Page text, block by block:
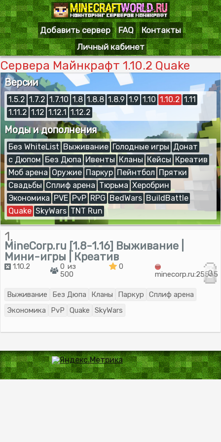
Добавить сервер FAQ
Контакты
Личный кабинет
Сервера Майнкрафт 1.10.2 Quake
Версии
1.5.2 1.7.2 1.7.10 1.8 1.8.8 1.8.9 1.9 1.10 1.10.2 1.11
1.11.2 1.12 1.12.1 1.12.2
Моды и дополнения
Без WhiteList Выживание Голодные игры Донат
с Дюпом Без Дюпа Ивенты Кланы Кейсы Креатив
Моб арена Оружие Паркур Пейнтбол Прятки
Свадьбы Сплиф арена Тюрьма Херобрин
Экономика PVE PvP RPG BedWars BuildBattle
Quake SkyWars TNT Run
1.
MineCorp.ru [1.8-1.16] Выживание |
Мини-игры | Креатив
1.10.2
0 из
500
0
minecorp.ru:25565
0
Выживание Без Дюпа Кланы Паркур
Сплиф арена
Экономика
PvP Quake SkyWars